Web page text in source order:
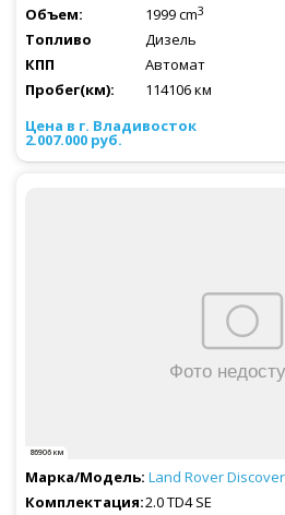
1999 cm3
Дизель
Автомат
114106 км
2.007.000 руб.
86906 км
Land Rover
2.0 TD4 SE